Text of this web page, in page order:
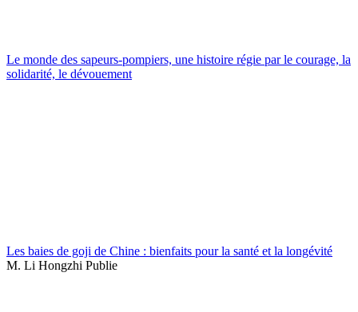
Le monde des sapeurs-pompiers, une histoire régie par le courage, la
solidarité, le dévouement
Les baies de goji de Chine : bienfaits pour la santé et la longévité
M. Li Hongzhi Publie